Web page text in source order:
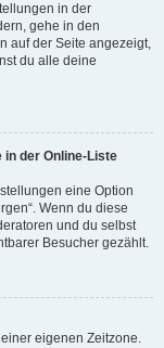
in der
gehe in den
auf der Seite angezeigt,
du alle deine
in der Online-Liste
eine Option
Wenn du diese
und du selbst
Besucher gezählt.
eigenen Zeitzone.